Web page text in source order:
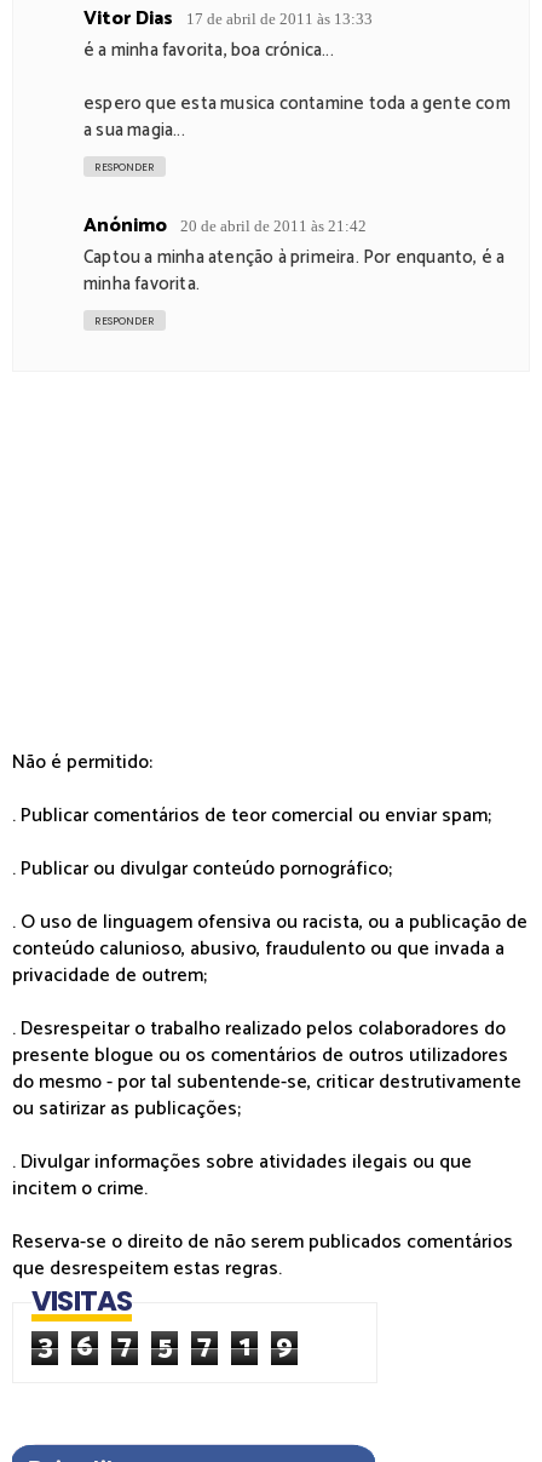
Vitor Dias 17 de abril de 2011 às 13:33
é a minha favorita, boa crónica...
espero que esta musica contamine toda a gente com
a sua magia...
RESPONDER
Anónimo 20 de abril de 2011 às 21:42
Captou a minha atenção à primeira. Por enquanto, é a
minha favorita.
RESPONDER
Não é permitido:
. Publicar comentários de teor comercial ou enviar spam;
. Publicar ou divulgar conteúdo pornográfico;
. O uso de linguagem ofensiva ou racista, ou a publicação de
conteúdo calunioso, abusivo, fraudulento ou que invada a
privacidade de outrem;
. Desrespeitar o trabalho realizado pelos colaboradores do
presente blogue ou os comentários de outros utilizadores
do mesmo - por tal subentende-se, criticar destrutivamente
ou satirizar as publicações;
. Divulgar informações sobre atividades ilegais ou que
incitem o crime.
Reserva-se o direito de não serem publicados comentários
que desrespeitem estas regras.
VISITAS
3 6 7 5 7 1 9